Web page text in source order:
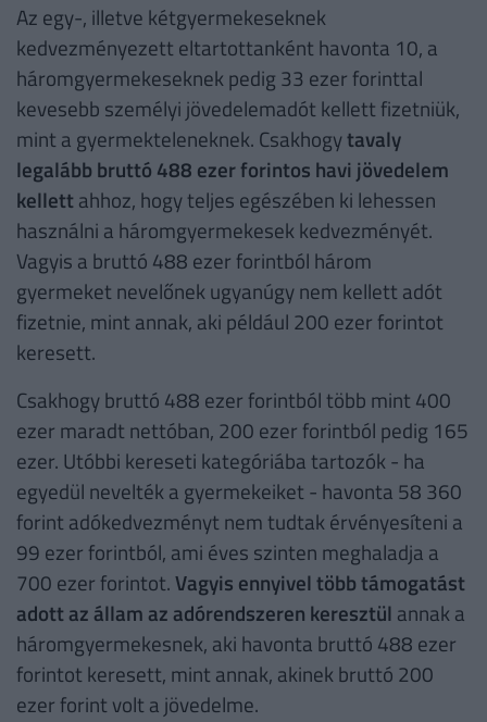
Az egy-, illetve kétgyermekeseknek
kedvezményezett eltartottanként havonta 10, a
háromgyermekeseknek pedig 33 ezer forinttal
kevesebb személyi jövedelemadót kellett fizetniük,
mint a gyermekteleneknek. Csakhogytavaly
legalább bruttó 488 ezer forintos havi jövedelem
kellettahhoz, hogy teljes egészében ki lehessen
használni a háromgyermekesek kedvezményét.
Vagyis a bruttó 488 ezer forintból három
gyermeket nevelőnek ugyanúgy nem kellett adót
fizetnie, mint annak, aki például 200 ezer forintot
keresett.
Csakhogy bruttó 488 ezer forintból több mint 400
ezer maradt nettóban, 200 ezer forintból pedig 165
ezer. Utóbbi kereseti kategóriába tartozók - ha
egyedül nevelték a gyermekeiket - havonta 58 360
forint adókedvezményt nem tudtak érvényesíteni a
99 ezer forintból, ami éves szinten meghaladja a
700 ezer forintot.Vagyis ennyivel több támogatást
adott az állam az adórendszeren keresztül annak a
háromgyermekesnek, aki havonta bruttó 488 ezer
forintot keresett, mint annak, akinek bruttó 200
ezer forint volt a jövedelme.